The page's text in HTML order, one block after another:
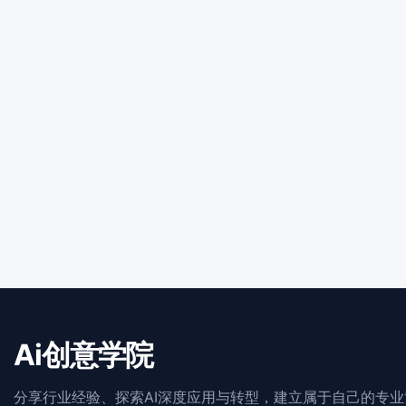
Ai创意学院
分享行业经验、探索AI深度应用与转型，建立属于自己的专业